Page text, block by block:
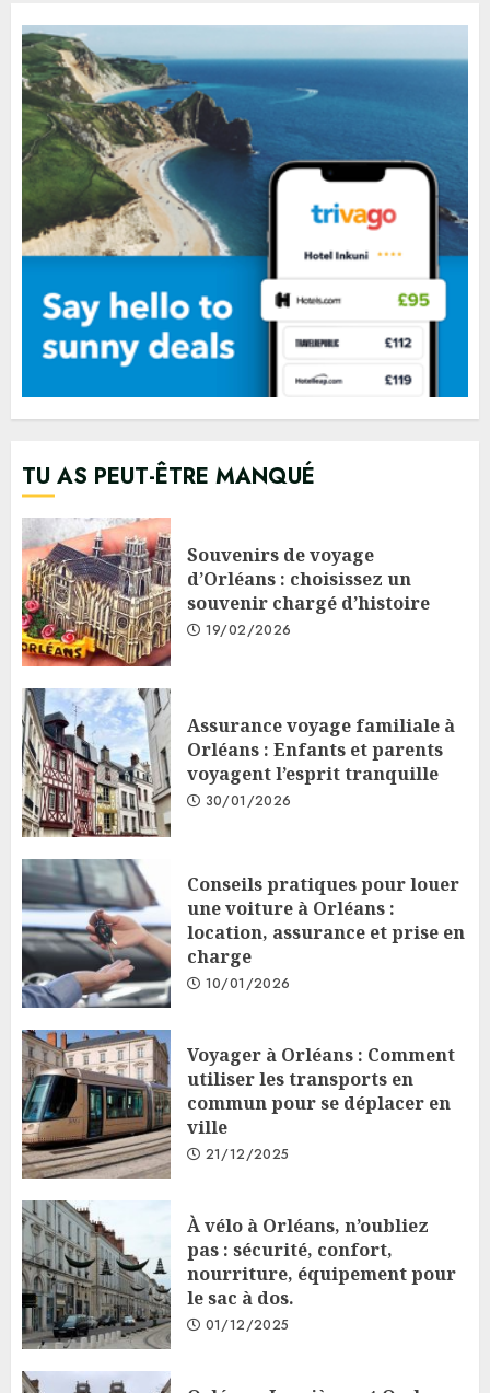
TU AS PEUT-ÊTRE MANQUÉ
Souvenirs de voyage
d’Orléans : choisissez un
souvenir chargé d’histoire
19/02/2026
Assurance voyage familiale à
Orléans : Enfants et parents
voyagent l’esprit tranquille
30/01/2026
Conseils pratiques pour louer
une voiture à Orléans :
location, assurance et prise en
charge
10/01/2026
Voyager à Orléans : Comment
utiliser les transports en
commun pour se déplacer en
ville
21/12/2025
À vélo à Orléans, n’oubliez
pas : sécurité, confort,
nourriture, équipement pour
le sac à dos.
01/12/2025